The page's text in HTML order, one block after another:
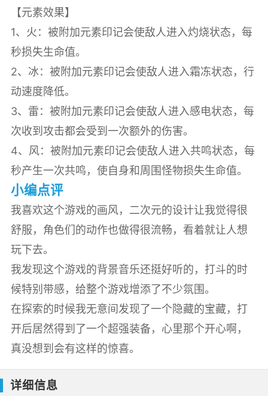
【元素效果】
1、火：被附加元素印记会使敌人进入灼烧状态，每
秒损失生命值。
2、冰：被附加元素印记会使敌人进入霜冻状态，行
动速度降低。
3、雷：被附加元素印记会使敌人进入感电状态，每
次收到攻击都会受到一次额外的伤害。
4、风：被附加元素印记会使敌人进入共鸣状态，每
秒产生一次共鸣，使自身和周围怪物损失生命值。
小编点评
我喜欢这个游戏的画风，二次元的设计让我觉得很
舒服，角色们的动作也做得很流畅，看着就让人想
玩下去。
我发现这个游戏的背景音乐还挺好听的，打斗的时
候特别带感，给整个游戏增添了不少氛围。
在探索的时候我无意间发现了一个隐藏的宝藏，打
开后居然得到了一个超强装备，心里那个开心啊，
真没想到会有这样的惊喜。
详细信息